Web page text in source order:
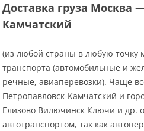
Доставка груза Москва
Камчатский
(из любой страны в любую точку
транспорта (автомобильные и
речные, авиаперевозки). Чаще
Петропавловск-Камчатский и
Елизово Вилючинск Ключи и др.
автотранспортом, так как